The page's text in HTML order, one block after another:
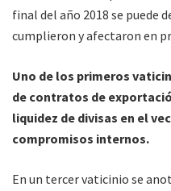
final del año 2018 se puede
cumplieron y afectaron en
Uno de los primeros
de contratos de
liquidez de divisas en el
compromisos internos.
En un tercer vaticinio se